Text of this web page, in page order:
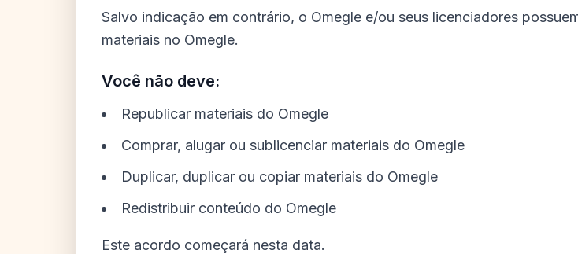
Salvo indicação em contrário, o Omegle e/ou seus licenciadores
materiais no Omegle.
Você não deve:
Republicar materiais do Omegle
Comprar, alugar ou sublicenciar materiais do Omegle
Duplicar, duplicar ou copiar materiais do Omegle
Redistribuir conteúdo do Omegle
Este acordo começará nesta data.